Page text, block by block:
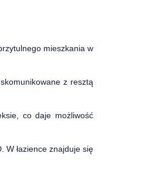
mieszkania w
z resztą
co daje możliwość
W łazience znajduje się